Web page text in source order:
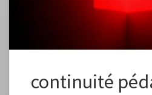
continuité